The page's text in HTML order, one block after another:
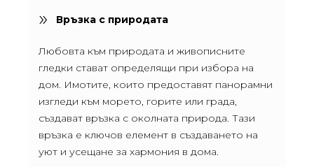
Връзка с природата
Любовта към природата и живописните
гледки стават определящи при избора на
дом. Имотите, които предоставят панорамни
изгледи към морето, горите или града,
създават връзка с околната природа. Тази
връзка е ключов елемент в създаването на
уют и усещане за хармония в дома.